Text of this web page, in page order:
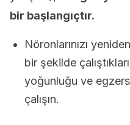
bir başlangıçtır.
Nöronlarınızı
bir şekilde
yoğunluğu ve
çalışın.